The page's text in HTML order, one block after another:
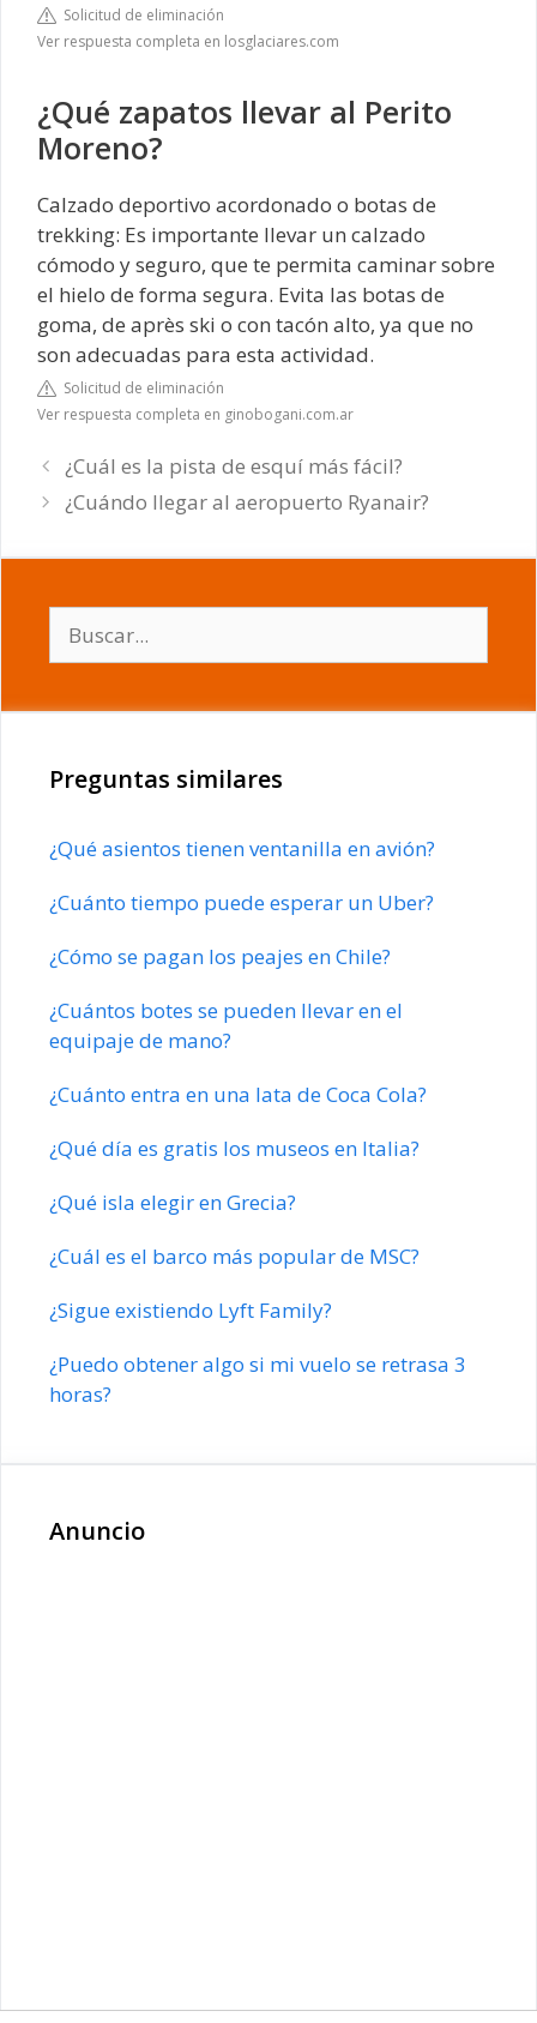
Solicitud de eliminación
Ver respuesta completa en losglaciares.com
¿Qué zapatos llevar al Perito
Moreno?
Calzado deportivo acordonado o botas de
trekking: Es importante llevar un calzado
cómodo y seguro, que te permita caminar sobre
el hielo de forma segura. Evita las botas de
goma, de après ski o con tacón alto, ya que no
son adecuadas para esta actividad.
Solicitud de eliminación
Ver respuesta completa en ginobogani.com.ar
¿Cuál es la pista de esquí más fácil?
¿Cuándo llegar al aeropuerto Ryanair?
Preguntas similares
¿Qué asientos tienen ventanilla en avión?
¿Cuánto tiempo puede esperar un Uber?
¿Cómo se pagan los peajes en Chile?
¿Cuántos botes se pueden llevar en el
equipaje de mano?
¿Cuánto entra en una lata de Coca Cola?
¿Qué día es gratis los museos en Italia?
¿Qué isla elegir en Grecia?
¿Cuál es el barco más popular de MSC?
¿Sigue existiendo Lyft Family?
¿Puedo obtener algo si mi vuelo se retrasa 3
horas?
Anuncio